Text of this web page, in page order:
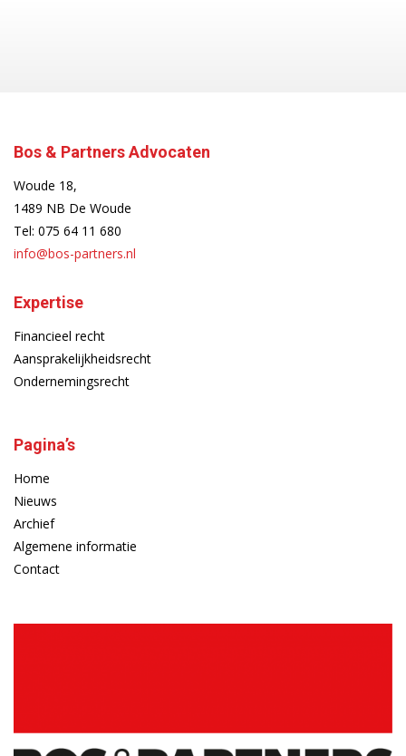
Bos & Partners Advocaten
Woude 18,
1489 NB De Woude
Tel: 075 64 11 680
info@bos-partners.nl
Expertise
Financieel recht
Aansprakelijkheidsrecht
Ondernemingsrecht
Pagina’s
Home
Nieuws
Archief
Algemene informatie
Contact